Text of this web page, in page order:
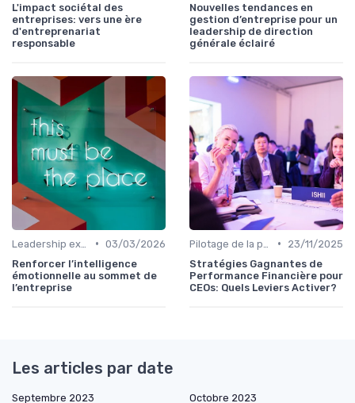
L'impact sociétal des
entreprises: vers une ère
d'entreprenariat
responsable
Nouvelles tendances en
gestion d’entreprise pour un
leadership de direction
générale éclairé
• 03/03/2026
Renforcer l’intelligence
émotionnelle au sommet de
l’entreprise
•
23/11/2025
Stratégies Gagnantes de
Performance Financière pour
CEOs: Quels Leviers Activer?
Les articles par date
Septembre 2023
Octobre 2023